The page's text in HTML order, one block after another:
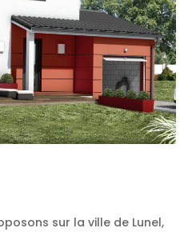
sur la ville de Lunel,